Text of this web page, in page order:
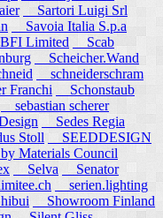
Sartori Luigi Srl
Savoia Italia S.p.a
Limited
Scab
Scheicher.Wand
schneiderschram
Franchi
Schonstaub
sebastian scherer
Sedes Regia
Stoll
SEEDDESIGN
Materials Council
Selva
Senator
serien.lighting
Showroom Finland